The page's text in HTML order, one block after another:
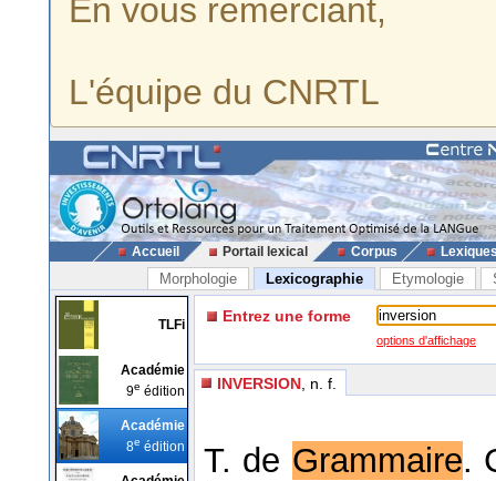
En vous remerciant,
L'équipe du CNRTL
Accueil Portail lexical Corpus
Morphologie Lexicographie Etymologie
TLFi
Académie
9e édition
Académie
8e édition
Entrez une forme
options d'affichage
INVERSION , n. f.
T. de Grammaire.